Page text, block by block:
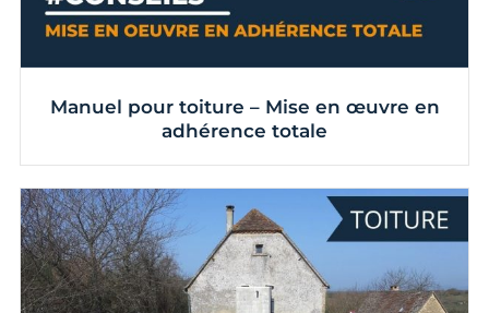
Manuel pour toiture – Mise en œuvre en
adhérence totale